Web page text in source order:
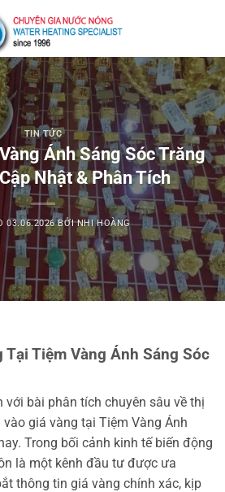
TIN TỨC
Ánh Sáng Sóc Trăng
Nhật & Phân Tích
03.06.2026 BỞINHI HOÀNG
Tại Tiệm Vàng Ánh Sáng Sóc
với bài phân tích chuyên sâu về thị
giá vàng tại Tiệm Vàng Ánh
Trong bối cảnh kinh tế biến động
là một kênh đầu tư được ưa
thông tin giá vàng chính xác, kịp